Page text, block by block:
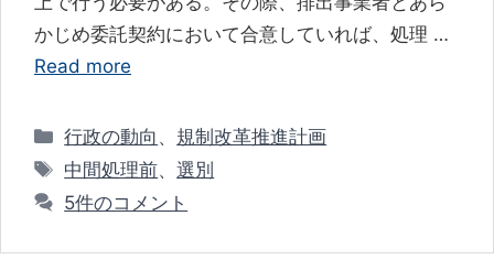
かじめ委託契約において合意していれば、処理 …
Read more
カ
テ
リ
行政の動向 、 規制改革推進計画
タ
グ
中間処理前、選別
5件のコメント